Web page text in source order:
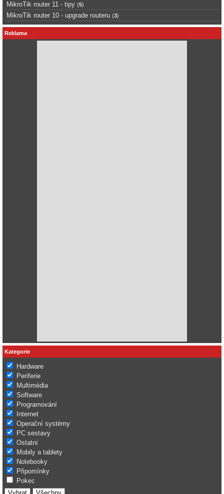
MikroTik router 11 - tipy (5)
MikroTik router 10 - upgrade routeru (3)
Reklama
Kategorie
Hardware
Periferie
Multimédia
Software
Programování
Internet
Operační systémy
PC sestavy
Ostatní
Mobily a tablety
Notebooky
Připomínky
Pokec